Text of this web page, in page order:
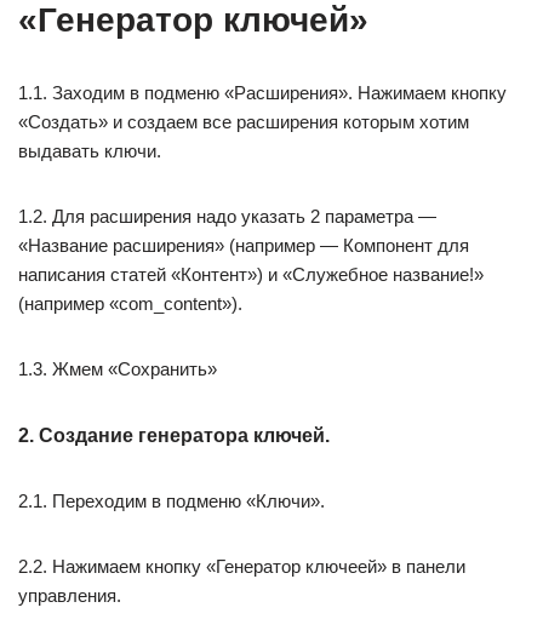
«Генератор ключей»
1.1. Заходим в подменю «Расширения». Нажимаем кнопку
«Создать» и создаем все расширения которым хотим
выдавать ключи.
1.2. Для расширения надо указать 2 параметра —
«Название расширения» (например — Компонент для
написания статей «Контент») и «Служебное название!»
(например «com_content»).
1.3. Жмем «Сохранить»
2. Создание генератора ключей.
2.1. Переходим в подменю «Ключи».
2.2. Нажимаем кнопку «Генератор ключеей» в панели
управления.